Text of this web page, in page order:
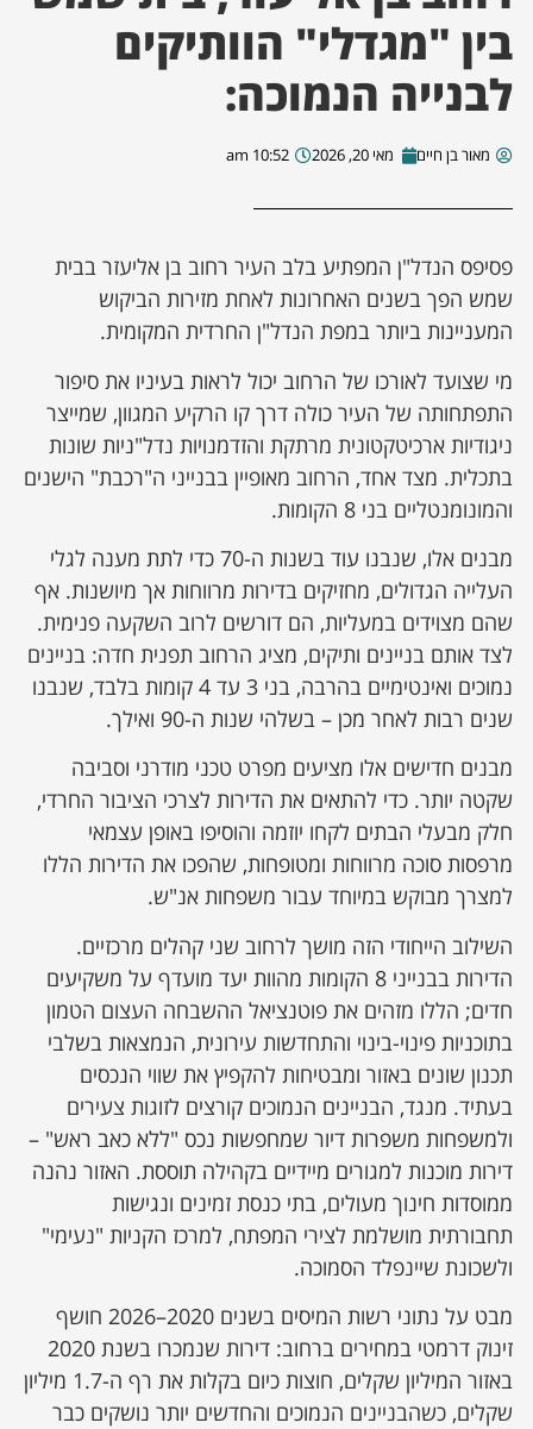
מסע מלחמה
השבוע
עסקים
בין "מגדלי" הוותיקים
לבנייה הנמוכה:
מאור בן חיים מאי 20, 2026 10:52 am
פסיפס הנדל"ן המפתיע בלב העיר רחוב בן אליעזר בבית
שמש הפך בשנים האחרונות לאחת מזירות הביקוש
המעניינות ביותר במפת הנדל"ן החרדית המקומית.
מי שצועד לאורכו של הרחוב יכול לראות בעיניו את סיפור
התפתחותה של העיר כולה דרך קו הרקיע המגוון, שמייצר
ניגודיות ארכיטקטונית מרתקת והזדמנויות נדל"ניות שונות
בתכלית. מצד אחד, הרחוב מאופיין בבנייני ה"רכבת" הישנים
והמונומנטליים בני 8 הקומות.
מבנים אלו, שנבנו עוד בשנות ה-70 כדי לתת מענה לגלי
העלייה הגדולים, מחזיקים בדירות מרווחות אך מיושנות. אף
שהם מצוידים במעליות, הם דורשים לרוב השקעה פנימית.
לצד אותם בניינים ותיקים, מציג הרחוב תפנית חדה: בניינים
נמוכים ואינטימיים בהרבה, בני 3 עד 4 קומות בלבד, שנבנו
שנים רבות לאחר מכן – בשלהי שנות ה-90 ואילך.
מבנים חדישים אלו מציעים מפרט טכני מודרני וסביבה
שקטה יותר. כדי להתאים את הדירות לצרכי הציבור החרדי,
חלק מבעלי הבתים לקחו יוזמה והוסיפו באופן עצמאי
מרפסות סוכה מרווחות ומטופחות, שהפכו את הדירות הללו
למצרך מבוקש במיוחד עבור משפחות אנ"ש.
השילוב הייחודי הזה מושך לרחוב שני קהלים מרכזיים.
הדירות בבנייני 8 הקומות מהוות יעד מועדף על משקיעים
חדים; הללו מזהים את פוטנציאל ההשבחה העצום הטמון
בתוכניות פינוי-בינוי והתחדשות עירונית, הנמצאות בשלבי
תכנון שונים באזור ומבטיחות להקפיץ את שווי הנכסים
בעתיד. מנגד, הבניינים הנמוכים קורצים לזוגות צעירים
ולמשפחות משפרות דיור שמחפשות נכס "ללא כאב ראש" –
דירות מוכנות למגורים מיידיים בקהילה תוססת. האזור נהנה
ממוסדות חינוך מעולים, בתי כנסת זמינים ונגישות
תחבורתית מושלמת לצירי המפתח, למרכז הקניות "נעימי"
ולשכונת שיינפלד הסמוכה.
מבט על נתוני רשות המיסים בשנים 2020–2026 חושף
זינוק דרמטי במחירים ברחוב: דירות שנמכרו בשנת 2020
באזור המיליון שקלים, חוצות כיום בקלות את רף ה-1.7 מיליון
שקלים, כשהבניינים הנמוכים והחדשים יותר נושקים כבר